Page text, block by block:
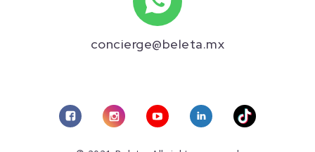
concierge@beleta.mx